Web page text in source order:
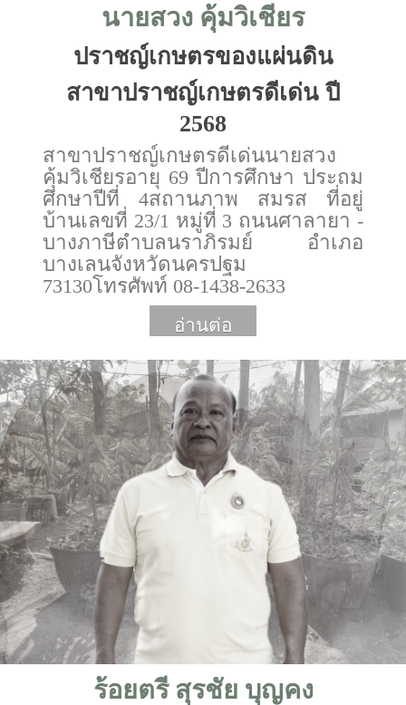
นายสวง คุ้มวิเชียร
ปราชญ์เกษตรของแผ่นดิน
สาขาปราชญ์เกษตรดีเด่น ปี
2568
สาขาปราชญ์เกษตรดีเด่นนายสวง
คุ้มวิเชียรอายุ 69 ปีการศึกษา ประถม
ศึกษาปีที่ 4สถานภาพ สมรส ที่อยู่
บ้านเลขที่ 23/1 หมู่ที่ 3 ถนนศาลายา -
บางภาษีตำบลนราภิรมย์ อำเภอ
บางเลนจังหวัดนครปฐม
73130โทรศัพท์ 08-1438-2633
อ่านต่อ
More
ร้อยตรี สุรชัย บุญคง